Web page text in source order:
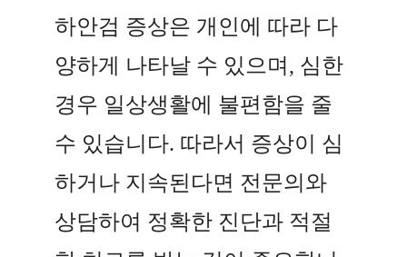
하안검 증상은 개인에 따라 다
양하게 나타날 수 있으며, 심한
경우 일상생활에 불편함을 줄
수 있습니다. 따라서 증상이 심
하거나 지속된다면 전문의와
상담하여 정확한 진단과 적절